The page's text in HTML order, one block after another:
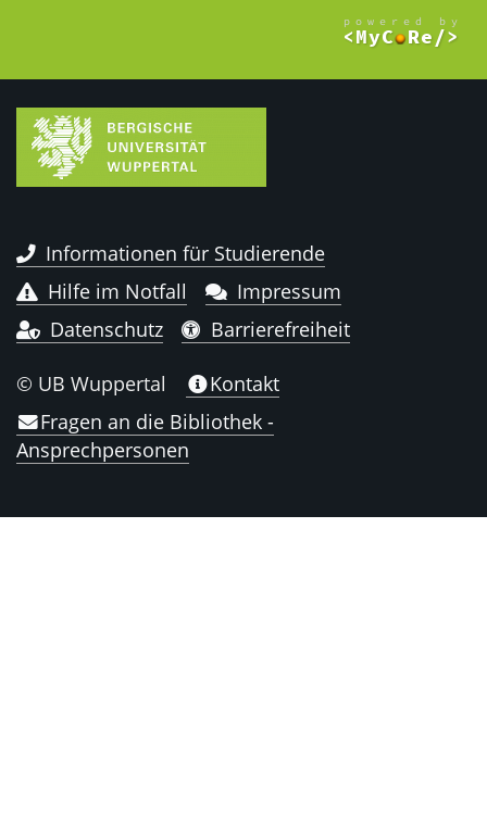
Informationen für Studierende
Hilfe im Notfall
Impressum
Datenschutz
Barrierefreiheit
© UB Wuppertal
Kontakt
Fragen an die Bibliothek -
Ansprechpersonen